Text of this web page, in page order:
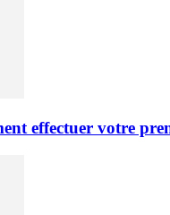
effectuer votre